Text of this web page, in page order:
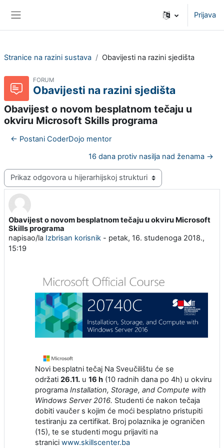
Prijava
Stranice na razini sustava Obavijesti na razini sjedišta
FORUM
Obavijesti na razini sjedišta
Obavijest o novom besplatnom tečaju u
okviru Microsoft Skills programa
← Postani CoderDojo mentor
16 dana protiv nasilja nad ženama →
Način prikaza
Obavijest o novom besplatnom tečaju u okviru Microsoft
Skills programa
napisao/la Izbrisan korisnik - petak, 16. studenoga 2018.,
15:19
Broj odgovora: 0
Novi besplatni tečaj Na Sveučilištu će se
održati 26.11. u 16 h (10 radnih dana po 4h) u okviru
programa Installation, Storage, and Compute with
Windows Server 2016. Studenti će nakon tečaja
dobiti vaučer s kojim će moći besplatno pristupiti
testiranju za certifikat. Broj polaznika je ograničen
(15), te se studenti mogu prijaviti na
stranici www.skillscenter.ba